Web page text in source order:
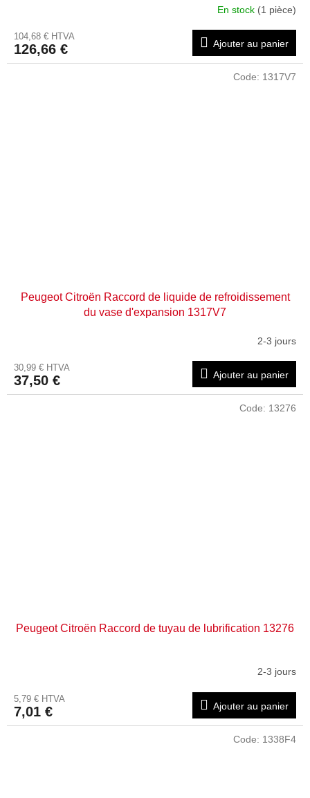
En stock (1 pièce)
104,68 € HTVA
126,66 € Ajouter au panier
Peugeot Citroën Raccord de liquide de refroidissement
du vase d'expansion 1317V7
2-3 jours
30,99 € HTVA
37,50 € Ajouter au panier
Code: 1317V7
Peugeot Citroën Raccord de tuyau de lubrification 13276
2-3 jours
5,79 € HTVA
7,01 € Ajouter au panier
Code: 13276
Code: 1338F4